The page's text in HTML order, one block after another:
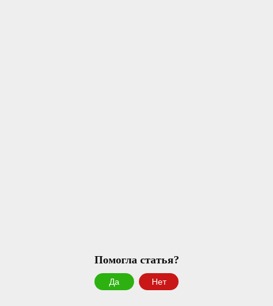
Помогла статья?
Да Нет